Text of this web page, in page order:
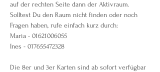
auf der rechten Seite dann der Aktivraum.
Solltest Du den Raum nicht finden oder noch
Fragen haben, rufe einfach kurz durch:
Maria - 01621006055
Ines - 017655472328
Die 8er und 3er Karten sind ab sofort verfügbar